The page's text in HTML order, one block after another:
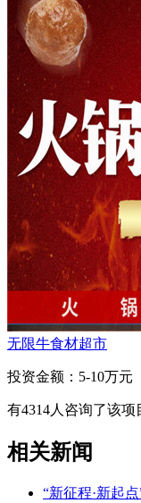
无限牛食材超市
投资金额： 5-10万元
有4314人咨询了该项
相关新闻
“新征程·新起